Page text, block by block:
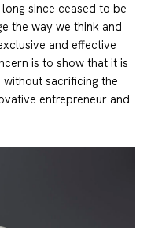
since ceased to be
the way we think and
and effective
is to show that it is
sacrificing the
entrepreneur and